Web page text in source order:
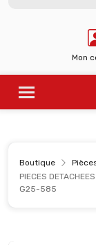
Mon
Boutique
PIECES
G25-585